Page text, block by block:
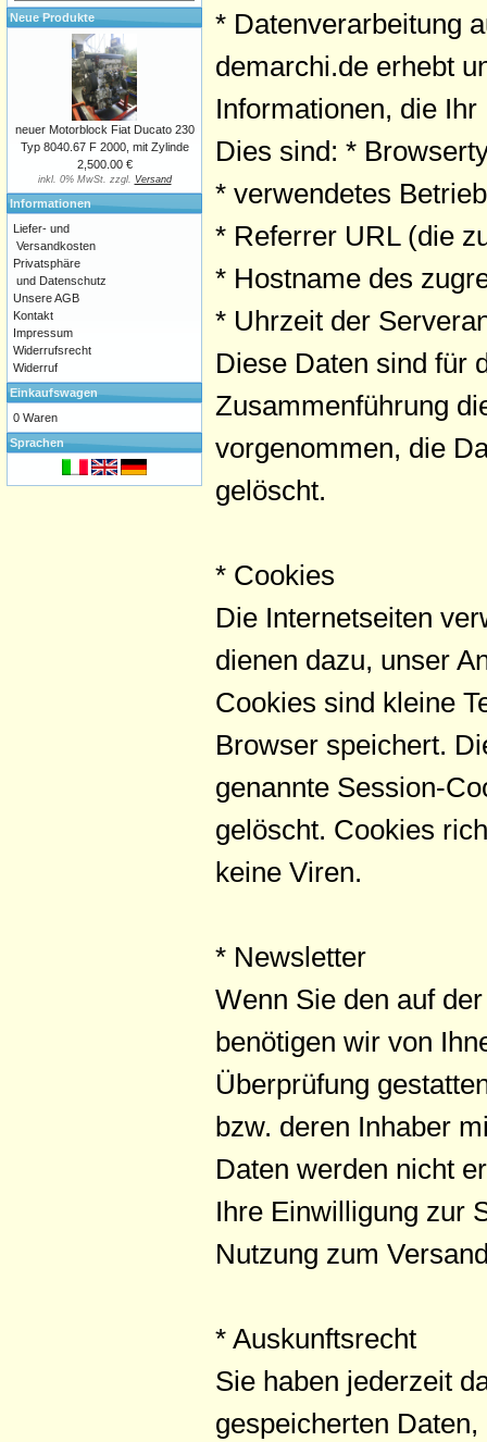
* Datenverarbeitung
demarchi.de erhebt
Informationen, die
Dies sind: *
* verwendetes
* Referrer URL (die
* Hostname des
* Uhrzeit der
Diese Daten sind für
Zusammenführung
vorgenommen, die
gelöscht.
* Cookies
Die Internetseiten
dienen dazu, unser
Cookies sind kleine
Browser speichert.
genannte Session-
gelöscht. Cookies
keine Viren.
* Newsletter
Wenn Sie den auf
benötigen wir von
Überprüfung
bzw. deren Inhaber
Daten werden nicht
Ihre Einwilligung zur
Nutzung zum
* Auskunftsrecht
Sie haben jederzeit
gespeicherten
Neue Produkte
neuer Motorblock Fiat Ducato 230
Typ 8040.67 F 2000, mit Zylinde
2,500.00 €
inkl. 0% MwSt. zzgl. Versand
Informationen
Liefer- und
Versandkosten
Privatsphäre
und Datenschutz
Unsere AGB
Kontakt
Impressum
Widerrufsrecht
Widerruf
Einkaufswagen
0 Waren
Sprachen